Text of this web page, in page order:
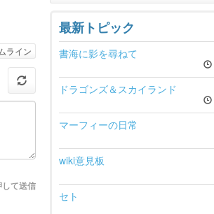
ライン
て送信
最新トピック
書海に影を尋ねて
ドラゴンズ＆スカイランド
マーフィーの日常
wiki意見板
セト